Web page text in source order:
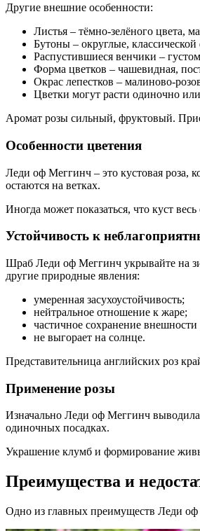
Другие внешние особенности:
Листья – тёмно-зелёного цвета,
Бутоны – округлые,
Распустившиеся венчики –
Форма цветков – чашевидная,
Окрас лепестков – малиново-
Цветки могут расти одиночно
Аромат розы сильный, фруктовый.
Особенности цветения
Леди оф Меггинч – это кустовая роза,
остаются на ветках.
Иногда может показаться, что куст
Устойчивость к
Шраб Леди оф Меггинч укрывайте на
другие природные явления:
умеренная засухоустойчивость;
нейтральное отношение к жаре;
частичное сохранение
не выгорает на солнце.
Представительница английских роз
Применение розы
Изначально Леди оф Меггинч
одиночных посадках.
Украшение клумб и формирование
Преимущества и
Одно из главных преимуществ Леди оф